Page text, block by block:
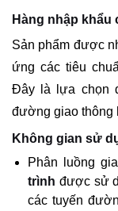
Hàng nhập
Sản phẩm được
ứng các tiêu
Đây là lựa chọn
đường giao thông
Không gian sử
Phân luồng
trình được sử
các tuyến